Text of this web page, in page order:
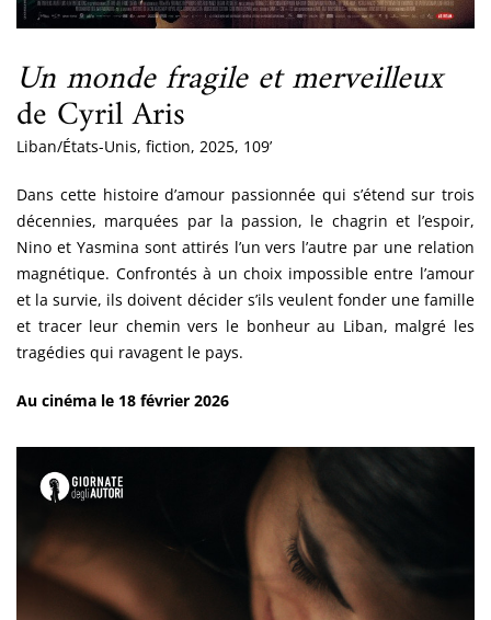
Un monde fragile et merveilleux
de Cyril Aris
Liban/États-Unis, fiction, 2025, 109’
Dans cette histoire d’amour passionnée qui s’étend sur trois
décennies, marquées par la passion, le chagrin et l’espoir,
Nino et Yasmina sont attirés l’un vers l’autre par une relation
magnétique. Confrontés à un choix impossible entre l’amour
et la survie, ils doivent décider s’ils veulent fonder une famille
et tracer leur chemin vers le bonheur au Liban, malgré les
tragédies qui ravagent le pays.
Au cinéma le 18 février 2026